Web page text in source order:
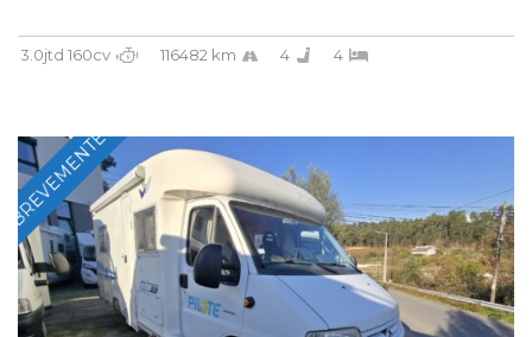
3.0jtd 160cv 116482 km 4 4
BREVEMENTE